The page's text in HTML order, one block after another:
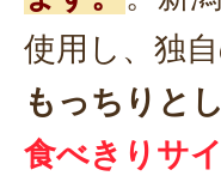
使用し、独
もっちりと
食べきりサ